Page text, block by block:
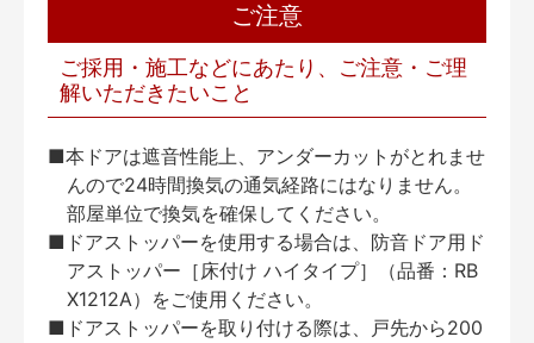
ご注意
ご採用・施工などにあたり、ご注意・ご理
解いただきたいこと
■本ドアは遮音性能上、アンダーカットがとれませ
んので24時間換気の通気経路にはなりません。
部屋単位で換気を確保してください。
■ドアストッパーを使用する場合は、防音ドア用ド
アストッパー［床付け ハイタイプ］（品番：RB
X1212A）をご使用ください。
■ドアストッパーを取り付ける際は、戸先から200